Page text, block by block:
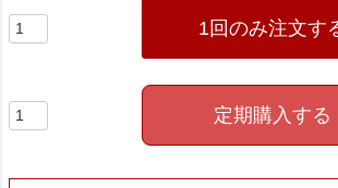
1回のみ注文す
定期購入する